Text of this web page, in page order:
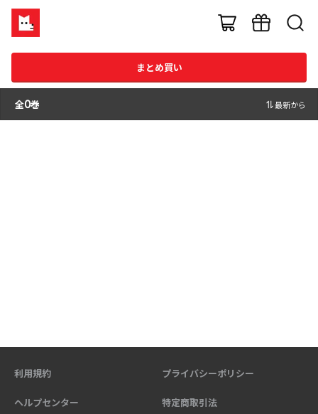
まとめ買い
全0巻 最新から
利用規約 プライバシーポリシー
ヘルプセンター 特定商取引法